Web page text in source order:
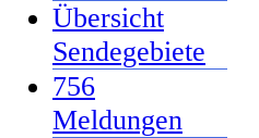
Übersicht
Sendegebiete
756
Meldungen